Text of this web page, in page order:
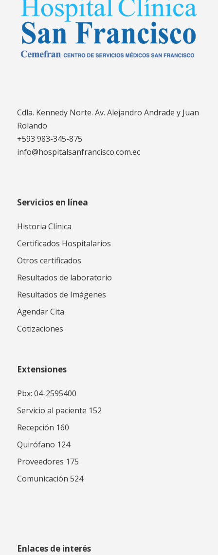
Cdla. Kennedy Norte. Av. Alejandro Andrade y Juan
Rolando
+593 983-345-875
info@hospitalsanfrancisco.com.ec
Servicios en línea
Historia Clínica
Certificados Hospitalarios
Otros certificados
Resultados de laboratorio
Resultados de Imágenes
Agendar Cita
Cotizaciones
Extensiones
Pbx: 04-2595400
Servicio al paciente 152
Recepción 160
Quirófano 124
Proveedores 175
Comunicación 524
Enlaces de interés